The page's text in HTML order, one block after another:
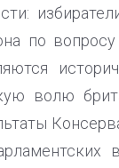
по
волю